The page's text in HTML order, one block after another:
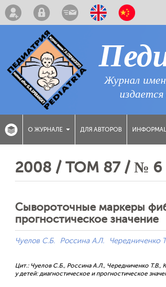
Журнал
О ЖУРНАЛЕ ДЛЯ АВТОРОВ
2008 / ТОМ 87 / № 6
Сывороточные маркеры
прогностическое значение
Чуелов С.Б. Россина А.Л. Чередниченко
Цит.: Чуелов С.Б., Россина А.Л., Чередниченко
у детей: диагностическое и прогностическое